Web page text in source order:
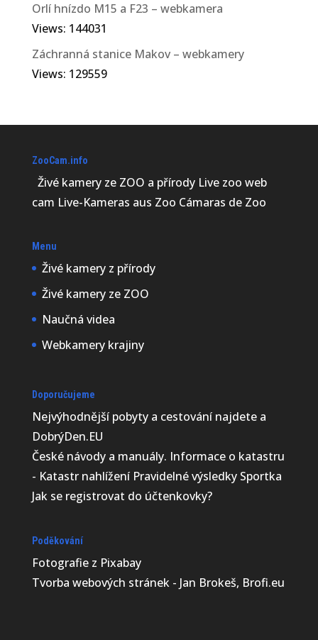
Orlí hnízdo M15 a F23 – webkamera
Views: 144031
Záchranná stanice Makov – webkamery
Views: 129559
ZooCam.info
Živé kamery ze ZOO a přírody Live zoo web
cam Live-Kameras aus Zoo Cámaras de Zoo
Menu
Živé kamery z přírody
Živé kamery ze ZOO
Naučná videa
Webkamery krajiny
Doporučujeme
Nejvýhodnější pobyty a cestování najdete a
DobrýDen.EU
České návodya manuály. Informace o katastru
- Katastr nahlíženíPravidelné výsledky Sportka
Jak se registrovat do účtenkovky?
Poděkování
Fotografie z Pixabay
Tvorba webových stránek - Jan Brokeš, Brofi.eu